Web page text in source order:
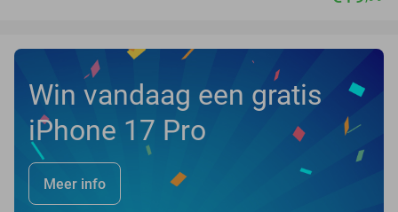
Win vandaag een gratis
iPhone 17 Pro
Meer info